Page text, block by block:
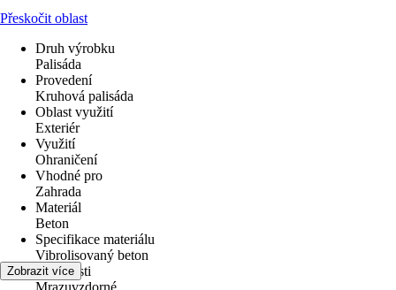
Přeskočit oblast
Druh výrobku
Palisáda
Provedení
Kruhová palisáda
Oblast využití
Exteriér
Využití
Ohraničení
Vhodné pro
Zahrada
Materiál
Beton
Specifikace materiálu
Vibrolisovaný beton
Vlastnosti
Mrazuvzdorné
Zobrazit více